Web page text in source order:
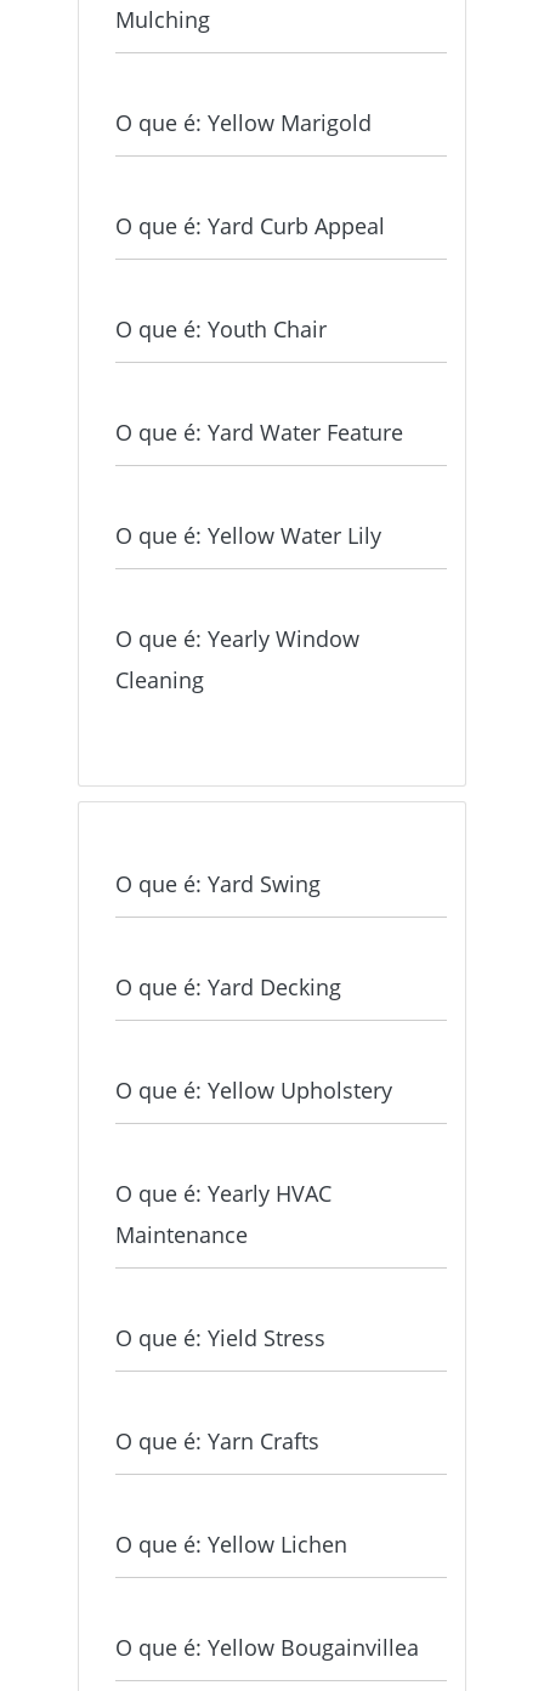
Mulching
O que é: Yellow Marigold
O que é: Yard Curb Appeal
O que é: Youth Chair
O que é: Yard Water Feature
O que é: Yellow Water Lily
O que é: Yearly Window
Cleaning
O que é: Yard Swing
O que é: Yard Decking
O que é: Yellow Upholstery
O que é: Yearly HVAC
Maintenance
O que é: Yield Stress
O que é: Yarn Crafts
O que é: Yellow Lichen
O que é: Yellow Bougainvillea